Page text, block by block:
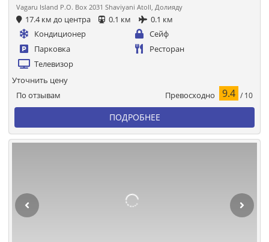
Vagaru Island P.O. Box 2031 Shaviyani Atoll, Долияду
17.4 км до центра 0.1 км
0.1 км
Кондиционер
Сейф
Парковка
Ресторан
Телевизор
По отзывам Превосходно 9.4 / 10
Уточнить цену
ПОДРОБНЕЕ